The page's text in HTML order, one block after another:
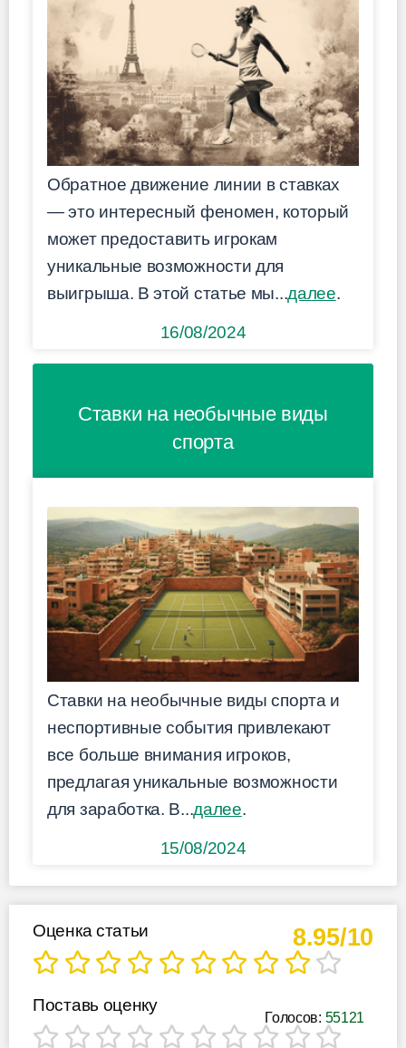
Обратное движение линии в ставках
— это интересный феномен, который
может предоставить игрокам
уникальные возможности для
выигрыша. В этой статье мы...далее.
16/08/2024
Ставки на необычные виды
спорта
Ставки на необычные виды спорта и
неспортивные события привлекают
все больше внимания игроков,
предлагая уникальные возможности
для заработка. В...далее.
15/08/2024
8.95/10
Оценка статьи
Голосов: 55121
Поставь оценку